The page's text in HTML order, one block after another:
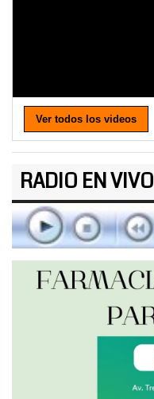
Ver todos los videos
RADIO EN VIVO